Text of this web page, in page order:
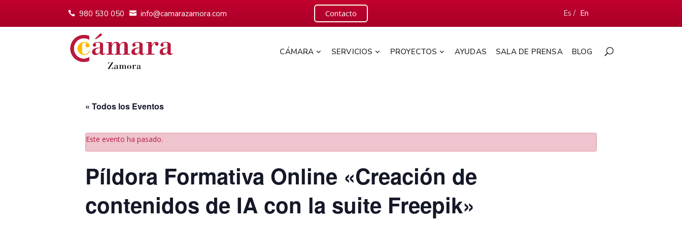
980 530 050 info@camarazamora.com Contacto Es / En
CÁMARA SERVICIOS PROYECTOS AYUDAS SALA DE PRENSA BLOG
« Todos los Eventos
Este evento ha pasado.
Píldora Formativa Online «Creación de
contenidos de IA con la suite Freepik»